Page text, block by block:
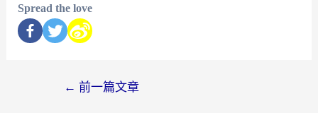
Spread the love
← 前一篇文章